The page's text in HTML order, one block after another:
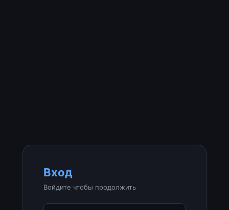
Вход
Войдите чтобы продолжить